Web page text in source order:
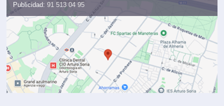
Publicidad: 91 513 04 95